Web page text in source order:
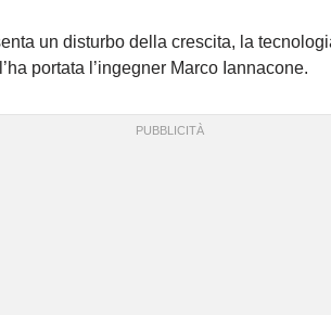
un disturbo della crescita, la
portata l’ingegner Marco Iannacone.